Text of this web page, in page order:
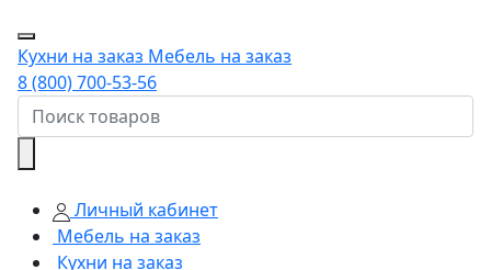
Кухни на заказ Мебель на заказ
8 (800) 700-53-56
Личный кабинет
Мебель на заказ
Кухни на заказ